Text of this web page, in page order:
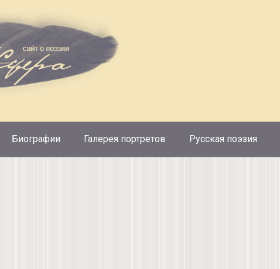
Биографии Галерея портретов Русская поэзия